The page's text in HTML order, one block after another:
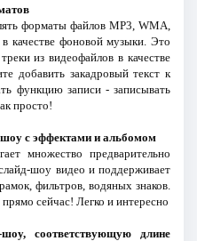
форматы файлов MP3, WMA,
качестве фоновой музыки. Это
из видеофайлов в качестве
добавить закадровый текст к
функцию записи - записывать
просто!
с эффектами и альбомом
множество предварительно
шоу видео и поддерживает
фильтров, водяных знаков.
сейчас! Легко и интересно
соответствующую длине